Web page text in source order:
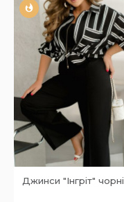
Джинси "Інгріт" чорні